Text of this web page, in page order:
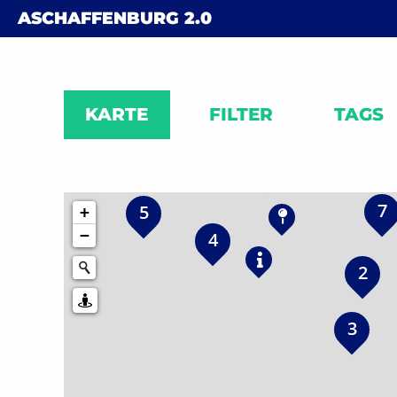
Skip to content
ASCHAFFENBURG 2.0
KARTE FILTER TAGS
38
2
7
5
4
3
2
+
−